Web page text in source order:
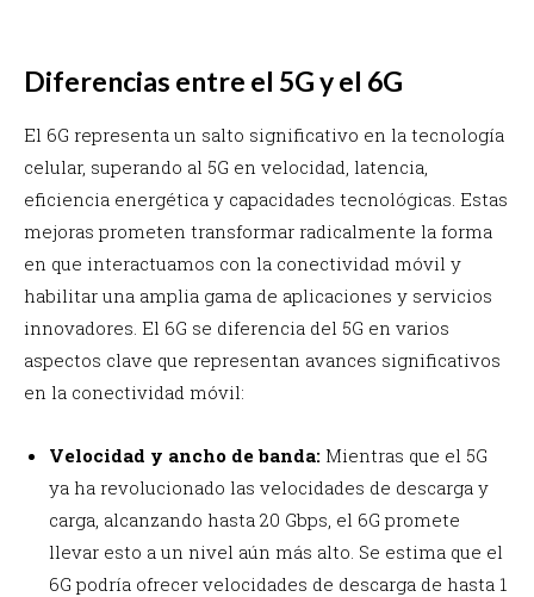
Diferencias entre el 5G y el 6G
El 6G representa un salto significativo en la tecnología
celular, superando al 5G en velocidad, latencia,
eficiencia energética y capacidades tecnológicas. Estas
mejoras prometen transformar radicalmente la forma
en que interactuamos con la conectividad móvil y
habilitar una amplia gama de aplicaciones y servicios
innovadores. El 6G se diferencia del 5G en varios
aspectos clave que representan avances significativos
en la conectividad móvil:
Velocidad y ancho de banda: Mientras que el 5G
ya ha revolucionado las velocidades de descarga y
carga, alcanzando hasta 20 Gbps, el 6G promete
llevar esto a un nivel aún más alto. Se estima que el
6G podría ofrecer velocidades de descarga de hasta 1